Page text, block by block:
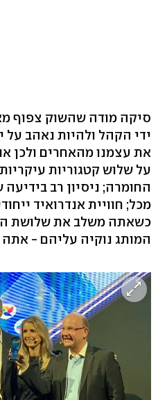
סיקה מודה שהשוק צפוף
ידי הקהל ולהיות נאהב על
את עצמנו מהאחרים ולכן
על שלוש קטגוריות
החומרה; ניסיון רב
מכל; חוויית אנדרואיד
כשאתה משלב את שלושת
המותג נוקיה עליהם -